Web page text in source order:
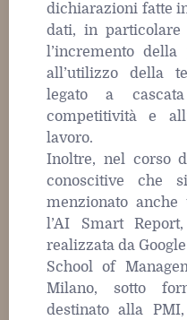
dichiarazioni fatte
dati, in particolare
l’incremento
all’utilizzo della
legato a
competitività e
lavoro.
Inoltre, nel corso
conoscitive che
menzionato anche
l’AI Smart
realizzata da
School of
Milano, sotto
destinato alla